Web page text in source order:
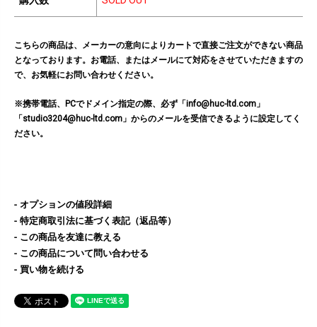
こちらの商品は、メーカーの意向によりカートで直接ご注文ができない商品
となっております。お電話、またはメールにて対応をさせていただきますの
で、お気軽にお問い合わせください。
※携帯電話、PCでドメイン指定の際、必ず「info@huc-ltd.com」
「studio3204@huc-ltd.com」からのメールを受信できるように設定してく
ださい。
オプションの値段詳細
特定商取引法に基づく表記（返品等）
この商品を友達に教える
この商品について問い合わせる
買い物を続ける